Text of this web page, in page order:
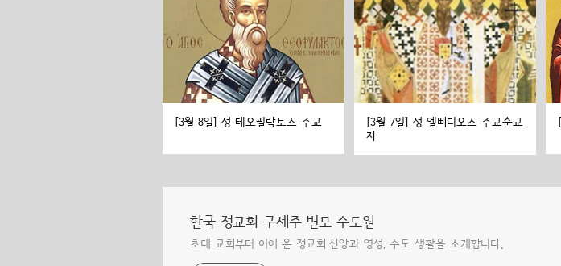
[3월 8일] 성 테오필락토스 주교
[3월 7일] 성 엘삐디오스 주교순교
자
한국 정교회 구세주 변모 수도원
초대 교회부터 이어 온 정교회 신앙과 영성, 수도 생활을 소개합니다.